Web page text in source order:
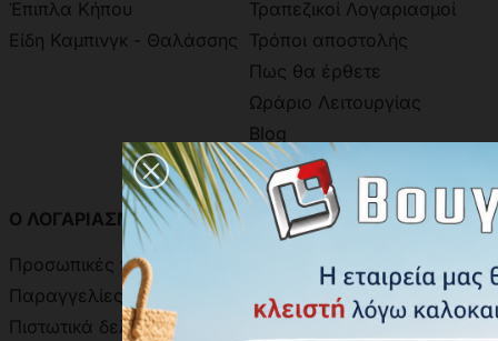
Έπιπλα Κήπου
Είδη Καμπινγκ - Θαλάσσης
Τραπεζικοί Λογαριασμοί
Τρόποι αποστολής
Πως θα έρθετε
Ωράριο Λειτουργίας
Blog
Ο ΛΟΓΑΡΙΑΣΜΟΣ ΣΑΣ
Προσωπικές πληροφορίες
Παραγγελίες
Πιστωτικά δελτία
ΧΡΩΜΑΤΟΛΟΓΙΑ
Χρωματολόγιο Ακρίτας
Χρωματολόγιο Aline
Δειγματολόγιο Πόμολων